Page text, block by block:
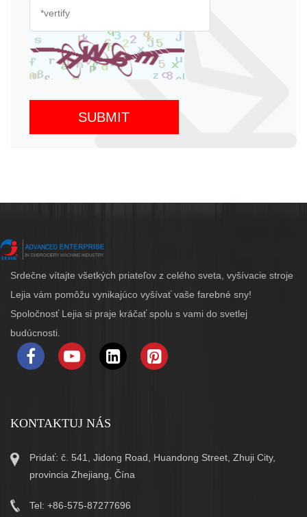
Srdečne vítajte všetkých priateľov z celého sveta, vyšívacie stroje
Lejia vám pomôžu vynikajúco vyšívať vaše farebné sny!
Spoločnosť Lejia si praje kráčať spolu s vami do svetlej
budúcnosti.
KONTAKTUJ NÁS
Pridať: č. 541, Jidong Road, Huandong Street, Zhuji City,
provincia Zhejiang, Čína
Tel: +86-575-87277696